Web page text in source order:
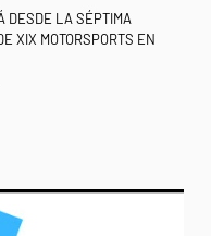
DESDE LA SÉPTIMA
XIX MOTORSPORTS EN